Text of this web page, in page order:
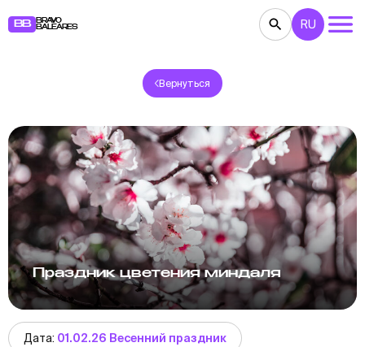
BB
BRAVO
BALEARES
КОНЦЕРТЫ ТЕАТР
РЕСТОРАНЫ ЯРМАРКИ ВЕЧЕРИНКИ
ДЕТЯМ BB NOTE
RU
Вернуться
Праздник цветения миндаля
Дата: 01.02.26 Весенний праздник